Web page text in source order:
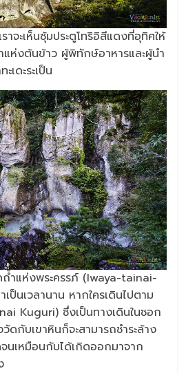
จะเห็นซุ้มประตูโทริอิสีแดงที่อุทิศให้
แห่งต้นข้าว ผู้พิทักษ์อาหารและผู้นำ
เดะระเป็น
ำแห่งพระครรภ์ (Iwaya-tainai-
นเวลานาน หากใครเดินไปตาม
Kuguri) ซึ่งเป็นทางเดินในซอก
ดกับเขาหินก็จะสามารถชำระล้าง
เหมือนกับได้เกิดออกมาจาก